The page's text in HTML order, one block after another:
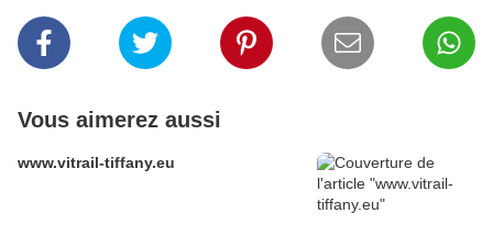
Vous aimerez aussi
www.vitrail-tiffany.eu